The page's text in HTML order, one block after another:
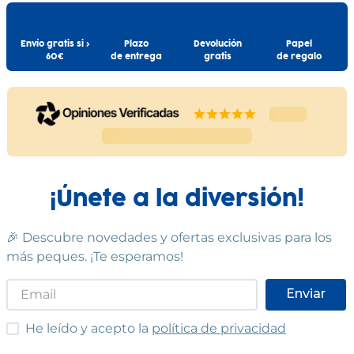
colores y contenidos pueden
variar respecto a los de la
ilustración.
Comprar Comprar
Envío gratis si >
60€
Plazo
de entrega
Devolución
gratis
Papel
de regalo
¡Únete a la diversión!
🎉 Descubre novedades y ofertas exclusivas para los
más peques. ¡Te esperamos!
Enviar
He leído y acepto las condiciones
He leído y acepto la política de privacidad